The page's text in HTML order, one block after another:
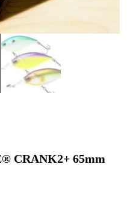
CRANK2+ 65mm